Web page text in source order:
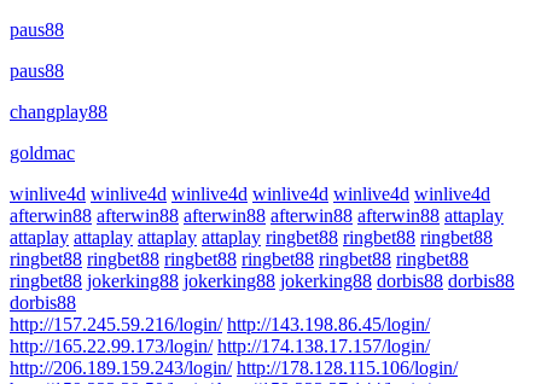
paus88
paus88
changplay88
goldmac
winlive4d winlive4d winlive4d winlive4d winlive4d winlive4d
afterwin88 afterwin88 afterwin88 afterwin88 afterwin88 attaplay
attaplay attaplay attaplay attaplay ringbet88 ringbet88 ringbet88
ringbet88 ringbet88 ringbet88 ringbet88 ringbet88 ringbet88
ringbet88 jokerking88 jokerking88 jokerking88 dorbis88 dorbis88
dorbis88
http://157.245.59.216/login/ http://143.198.86.45/login/
http://165.22.99.173/login/ http://174.138.17.157/login/
http://206.189.159.243/login/ http://178.128.115.106/login/